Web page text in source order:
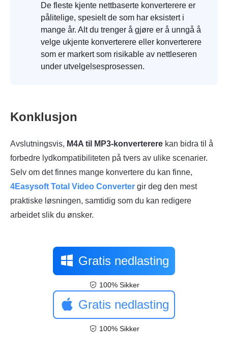
De fleste kjente nettbaserte konverterere er
pålitelige, spesielt de som har eksistert i
mange år. Alt du trenger å gjøre er å unngå å
velge ukjente konverterere eller konverterere
som er markert som risikable av nettleseren
under utvelgelsesprosessen.
Konklusjon
Avslutningsvis, M4A til MP3-konverterere kan bidra til å
forbedre lydkompatibiliteten på tvers av ulike scenarier.
Selv om det finnes mange konvertere du kan finne,
4Easysoft Total Video Converter gir deg den mest
praktiske løsningen, samtidig som du kan redigere
arbeidet slik du ønsker.
Gratis nedlasting
100% Sikker
Gratis nedlasting
100% Sikker